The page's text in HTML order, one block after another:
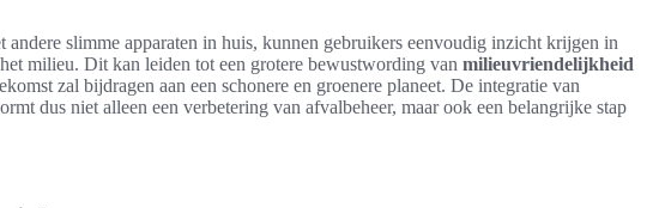
andere slimme apparaten in huis, kunnen gebruikers eenvoudig inzicht krijgen in
milieu. Dit kan leiden tot een grotere bewustwording van milieuvriendelijkheid
zal bijdragen aan een schonere en groenere planeet. De integratie van
dus niet alleen een verbetering van afvalbeheer, maar ook een belangrijke stap